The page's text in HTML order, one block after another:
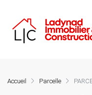
Accueil Parcelle